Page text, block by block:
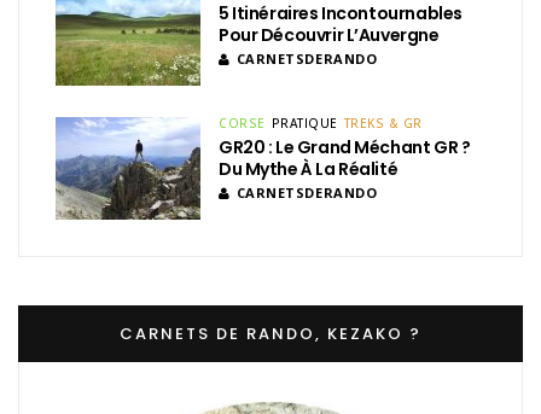
5 Itinéraires Incontournables
Pour Découvrir L’Auvergne
CARNETSDERANDO
CORSE PRATIQUE TREKS & GR
GR20 : Le Grand Méchant GR ?
Du Mythe À La Réalité
CARNETSDERANDO
CARNETS DE RANDO, KEZAKO ?